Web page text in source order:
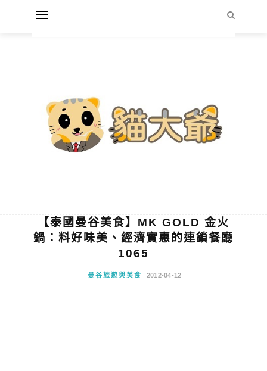
【泰國曼谷美食】MK GOLD 金火
鍋：料好味美、經濟實惠的連鎖餐廳
1065
曼谷旅遊與美食 2012-04-12